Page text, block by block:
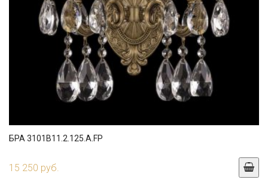
БРА 3101B11.2.125.A.FP
15 250 руб.